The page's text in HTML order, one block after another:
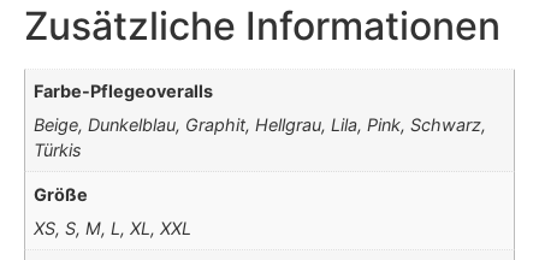
Zusätzliche Informationen
Farbe-Pflegeoveralls
Beige, Dunkelblau, Graphit, Hellgrau, Lila, Pink, Schwarz,
Türkis
Größe
XS, S, M, L, XL, XXL